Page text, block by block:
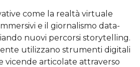
come la realtà virtuale
e il giornalismo data-
nuovi percorsi storytelling.
utilizzano strumenti digitali
vicende articolate attraverso